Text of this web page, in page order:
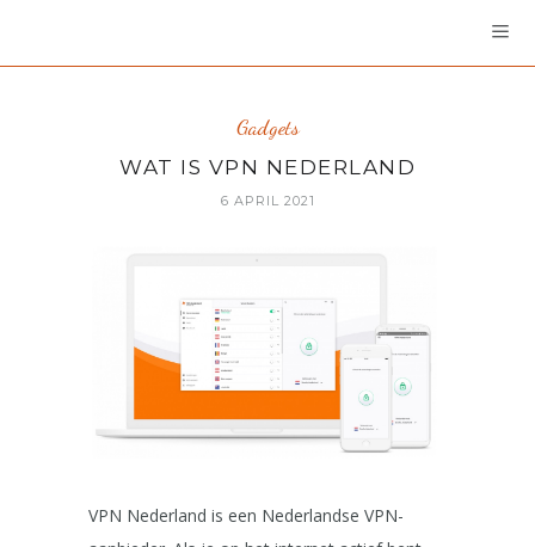
Gadgets
WAT IS VPN NEDERLAND
6 APRIL 2021
VPN Nederland is een Nederlandse VPN-